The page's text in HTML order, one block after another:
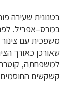
בטנונית שעירה
במרס–אפריל.
משפכית עם צינור
שאורכן כאורך
קשקשים